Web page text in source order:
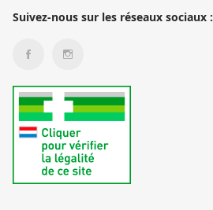
Suivez-nous sur les réseaux sociaux :